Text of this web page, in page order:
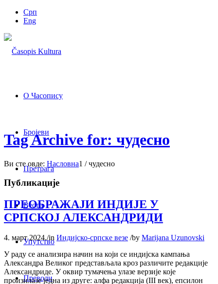
Срп
Eng
О Часопису
Бројеви
Претрага
Вести
Упутство
Преводи
Tag Archive for: чудесно
Ви сте овде: Насловна1 / чудесно
Публикације
ПРЕОБРАЖАЈИ ИНДИЈЕ У
СРПСКОЈ АЛЕКСАНДРИДИ
4. март 2024./in Индијско-српске везе /by Marijana Uzunovski
У раду се анализира начин на који се индијска кампања
Александра Великог представљала кроз различите редакције
Александриде. У оквир тумачења улазе верзије које
произилазе једна из друге: алфа редакција (III век), епсилон